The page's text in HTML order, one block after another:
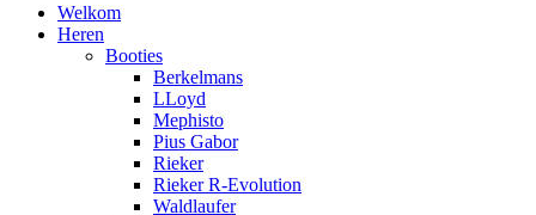
Welkom
Heren
Booties
Berkelmans
LLoyd
Mephisto
Pius Gabor
Rieker
Rieker R-Evolution
Waldlaufer